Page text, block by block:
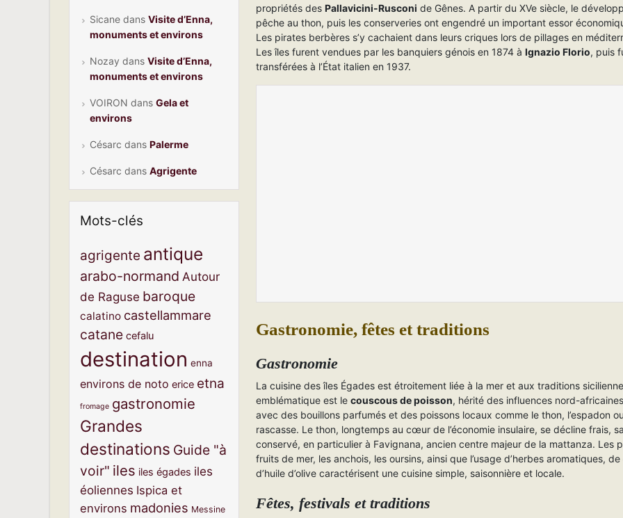
propriétés desPallavicini-Rusconi de Gênes. A partir du XVe siècle, le
pêche au thon, puis les conserveries ont engendré un important essor
Les pirates berbères s’y cachaient dans leurs criques lors de pillages en
Les îles furent vendues par les banquiers génois en 1874 àIgnazio Florio, puis
transférées à l’État italien en 1937.
Gastronomie, fêtes et traditions
Gastronomie
La cuisine des îles Égades est étroitement liée à la mer et aux traditions
emblématique est lecouscous de poisson, hérité des influences nord-
avec des bouillons parfumés et des poissons locaux comme le thon, l’espadon
rascasse. Le thon, longtemps au cœur de l’économie insulaire, se décline frais,
conservé, en particulier à Favignana, ancien centre majeur de la mattanza. Les
fruits de mer, les anchois, les oursins, ainsi que l’usage d’herbes aromatiques,
d’huile d’olive caractérisent une cuisine simple, saisonnière et locale.
Fêtes, festivals et traditions
Sicane dansVisite d’Enna,
monuments et environs
Nozay dansVisite d’Enna,
monuments et environs
VOIRON dansGela et
environs
Césarc dansPalerme
Césarc dansAgrigente
Mots-clés
agrigente antique
arabo-normand Autour
de Raguse baroque
calatino castellammare
catane cefalu
destination enna
environs de noto erice etna
fromage gastronomie
Grandes
destinations Guide "à
voir" iles iles égades iles
éoliennes Ispica et
environs madonies Messine